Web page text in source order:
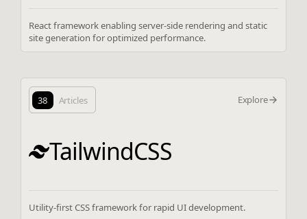
React framework enabling server-side rendering and static
site generation for optimized performance.
38 Articles Explore
TailwindCSS
Utility-first CSS framework for rapid UI development.